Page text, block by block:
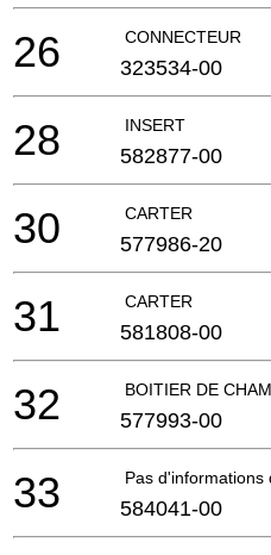
CONNECTEUR
26 323534-00
INSERT
28 582877-00
CARTER
30 577986-20
CARTER
31 581808-00
BOITIER DE
32 577993-00
Pas d'informations
33 584041-00